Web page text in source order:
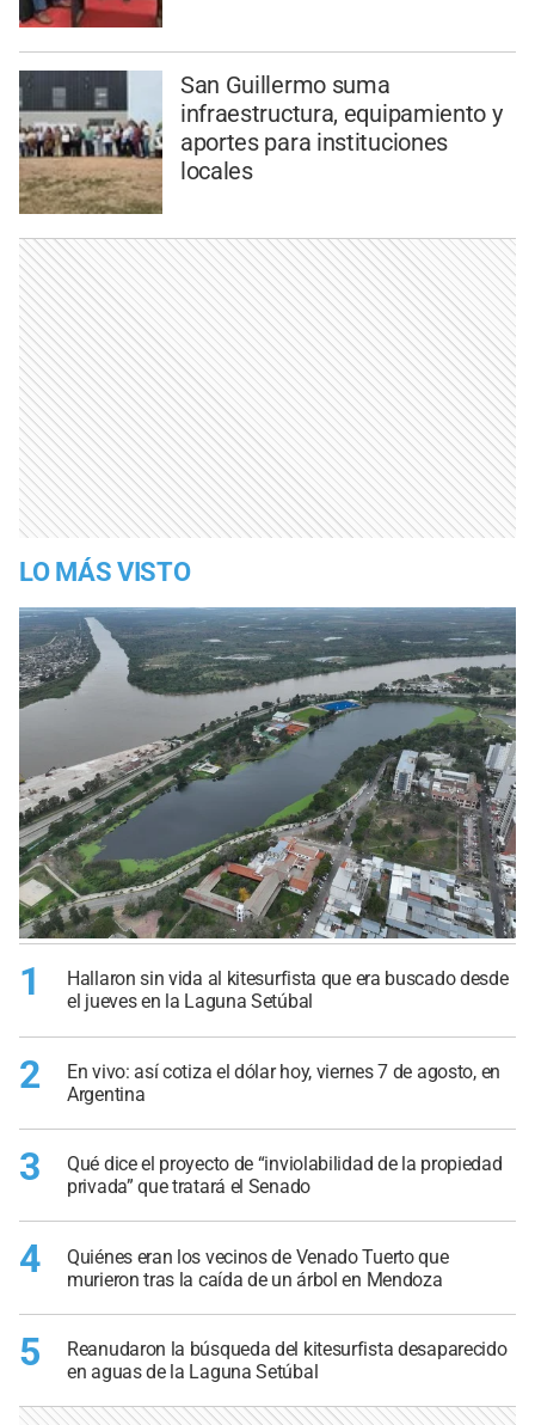
San Guillermo suma
infraestructura, equipamiento y
aportes para instituciones
locales
LO MÁS VISTO
1
Hallaron sin vida al kitesurfista que era buscado desde
el jueves en la Laguna Setúbal
2
En vivo: así cotiza el dólar hoy, viernes 7 de agosto, en
Argentina
3
Qué dice el proyecto de “inviolabilidad de la propiedad
privada” que tratará el Senado
4
Quiénes eran los vecinos de Venado Tuerto que
murieron tras la caída de un árbol en Mendoza
5
Reanudaron la búsqueda del kitesurfista desaparecido
en aguas de la Laguna Setúbal